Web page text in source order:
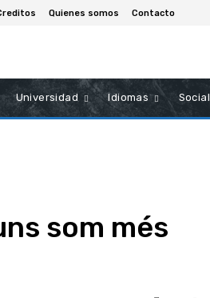
Quienes somos Contacto
Universidad Idiomas Social
som més